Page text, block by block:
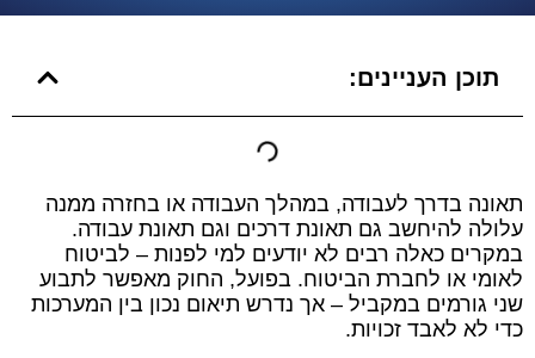
תוכן העניינים:
תאונה בדרך לעבודה, במהלך העבודה או בחזרה ממנה
עלולה להיחשב גם תאונת דרכים וגם תאונת עבודה.
במקרים כאלה רבים לא יודעים למי לפנות – לביטוח
לאומי או לחברת הביטוח. בפועל, החוק מאפשר לתבוע
שני גורמים במקביל – אך נדרש תיאום נכון בין המערכות
כדי לא לאבד זכויות.